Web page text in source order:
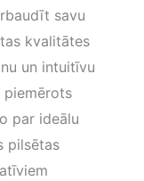
savu
kvalitātes
un intuitīvu
piemērots
par ideālu
pilsētas